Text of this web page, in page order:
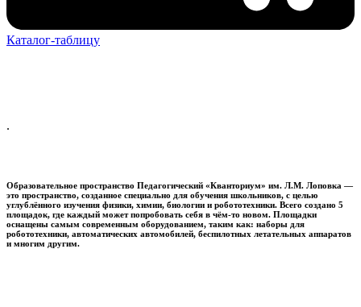
Каталог-таблицу
.
Образовательное пространство Педагогический «Кванториум» им. Л.М. Лоповка —
это пространство, созданное специально для обучения школьников, с целью
углублённого изучения физики, химии, биологии и робототехники. Всего создано 5
площадок, где каждый может попробовать себя в чём-то новом. Площадки
оснащены самым современным оборудованием, таким как: наборы для
робототехники, автоматических автомобилей, беспилотных летательных аппаратов
и многим другим.